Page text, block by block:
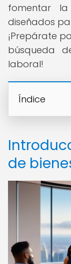
fomentar
diseñados
¡Prepárate
búsqueda
laboral!
Índice
de